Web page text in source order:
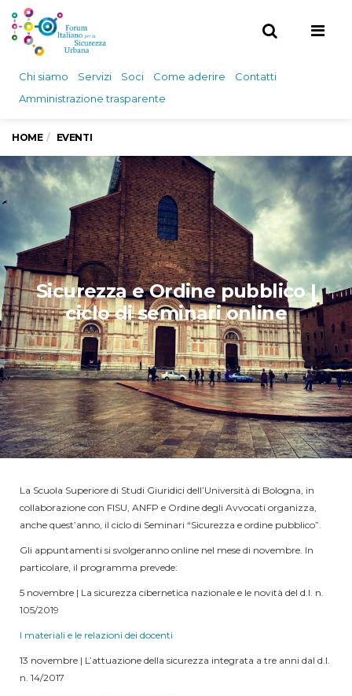
Chi siamo Servizi Soci Come aderire
Contatti
Amministrazione trasparente
HOME EVENTI
Sicurezza e Ordine pubblico |
ciclo di seminari online
La Scuola Superiore di Studi Giuridici dell’Università di Bologna, in
collaborazione con FISU, ANFP e Ordine degli Avvocati organizza,
anche quest’anno, il ciclo di Seminari “Sicurezza e ordine pubblico”.
Gli appuntamenti si svolgeranno online nel mese di novembre. In
particolare, il programma prevede:
5 novembre | La sicurezza cibernetica nazionale e le novità del d.l. n.
105/2019
I materiali e le relazioni dei docenti
13 novembre | L’attuazione della sicurezza integrata a tre anni dal d.l.
n. 14/2017